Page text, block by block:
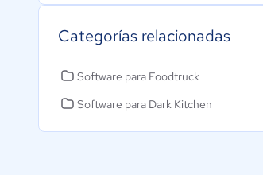
Categorías relacionadas
Software para Foodtruck
Software para Dark Kitchen